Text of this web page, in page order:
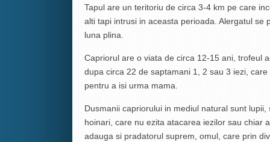
Tapul are un teritoriu de circa 3-4 km pe care
alti tapi intrusi in aceasta perioada. Alergatul
luna plina.
Capriorul are o viata de circa 12-15 ani, trofeul
dupa circa 22 de saptamani 1, 2 sau 3 iezi,
pentru a isi urma mama.
Dusmanii capriorului in mediul natural sunt
hoinari, care nu ezita atacarea iezilor sau chiar
adauga si pradatorul suprem, omul, care prin